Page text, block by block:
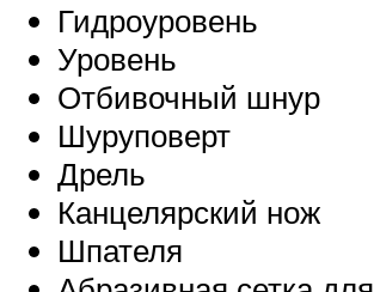
Гидроуровень
Уровень
Отбивочный шнур
Шуруповерт
Дрель
Канцелярский нож
Шпателя